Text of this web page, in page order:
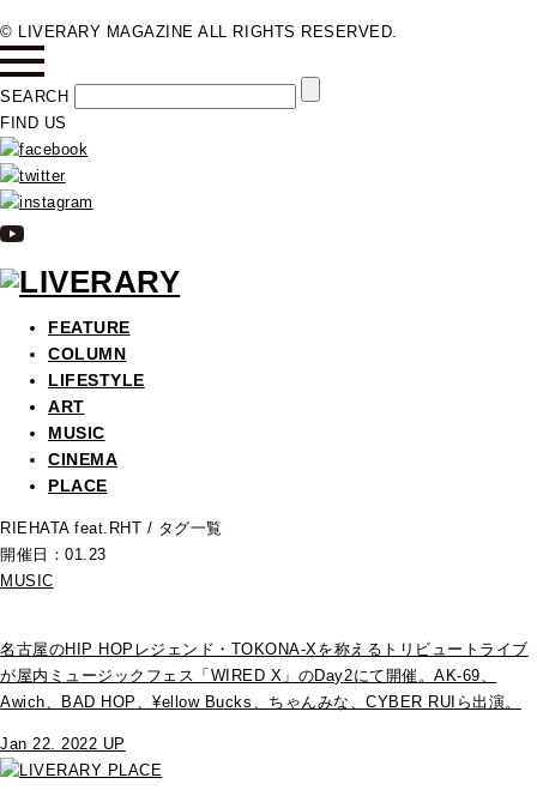
© LIVERARY MAGAZINE ALL RIGHTS RESERVED.
SEARCH
FIND US
FEATURE
COLUMN
LIFESTYLE
ART
MUSIC
CINEMA
PLACE
RIEHATA feat.RHT / タグ一覧
開催日：01.23
MUSIC
名古屋のHIP HOPレジェンド・TOKONA-Xを称えるトリビュートライブ
が屋内ミュージックフェス「WIRED X」のDay2にて開催。AK-69、
Awich、BAD HOP、¥ellow Bucks、ちゃんみな、CYBER RUIら出演。
Jan 22. 2022 UP